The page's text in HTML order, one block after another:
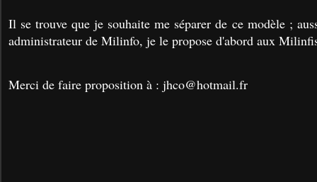
Il se trouve que je souhaite me séparer de ce modèle ;
administrateur de Milinfo, je le propose d'abord aux
Merci de faire proposition à : jhco@hotmail.fr